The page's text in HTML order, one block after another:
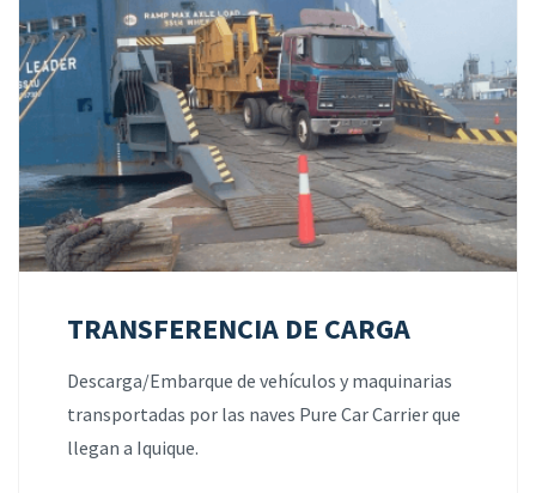
TRANSFERENCIA DE CARGA
Descarga/Embarque de vehículos y maquinarias
transportadas por las naves Pure Car Carrier que
llegan a Iquique.